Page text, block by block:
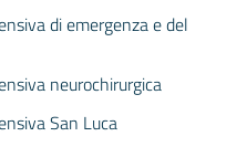
di emergenza e del
neurochirurgica
San Luca